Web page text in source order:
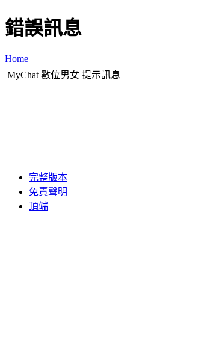
錯誤訊息
Home
MyChat 數位男女 提示訊息
完整版本
免責聲明
頂端